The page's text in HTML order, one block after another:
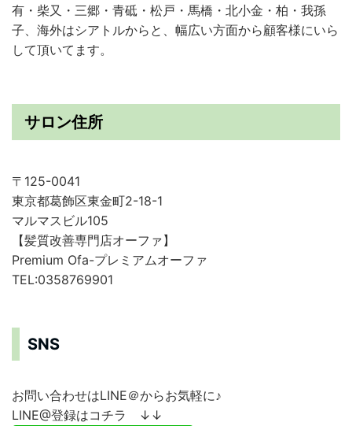
有・柴又・三郷・青砥・松戸・馬橋・北小金・柏・我孫
子、海外はシアトルからと、幅広い方面から顧客様にいら
して頂いてます。
サロン住所
〒125-0041
東京都葛飾区東金町2-18-1
マルマスビル105
【髪質改善専門店オーファ】
Premium Ofa-プレミアムオーファ
TEL:0358769901
SNS
お問い合わせはLINE＠からお気軽に♪
LINE@登録はコチラ ↓↓